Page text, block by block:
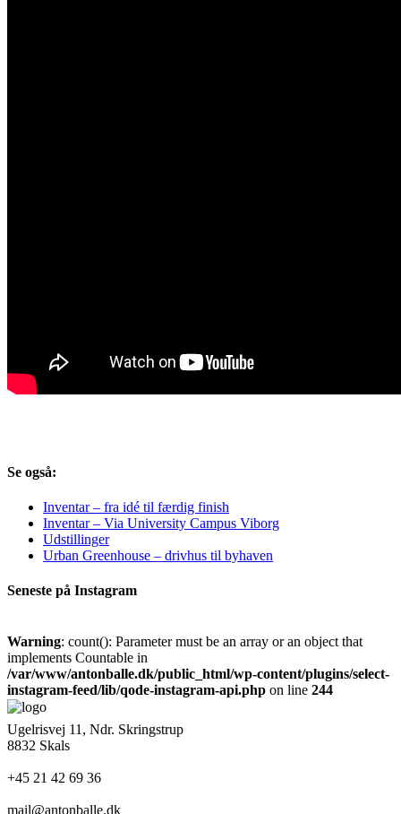
Se også:
Inventar – fra idé til færdig finish
Inventar – Via University Campus Viborg
Udstillinger
Urban Greenhouse – drivhus til byhaven
Seneste på Instagram
Warning: count(): Parameter must be an array or an object that
implements Countable in
/var/www/antonballe.dk/public_html/wp-content/plugins/select-
instagram-feed/lib/qode-instagram-api.php on line 244
Ugelrisvej 11, Ndr. Skringstrup
8832 Skals
+45 21 42 69 36
mail@antonballe.dk